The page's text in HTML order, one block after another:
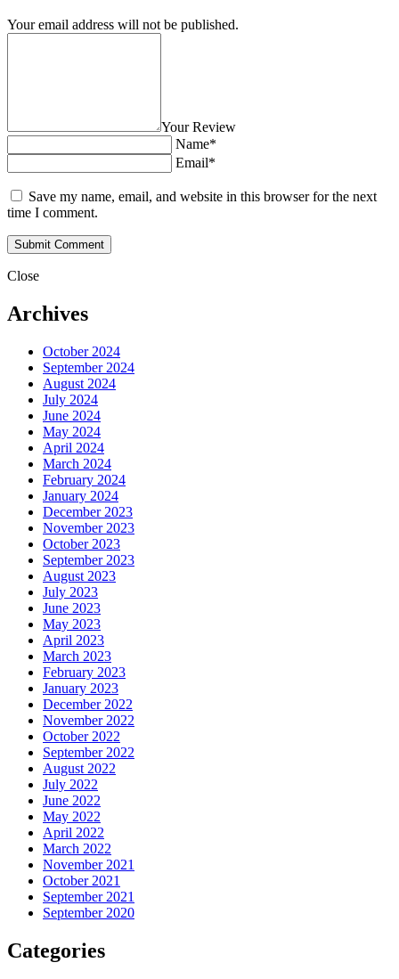
Your email address will not be published.
Your Review
Name*
Email*
Save my name, email, and website in this browser for the next
time I comment.
Close
Archives
October 2024
September 2024
August 2024
July 2024
June 2024
May 2024
April 2024
March 2024
February 2024
January 2024
December 2023
November 2023
October 2023
September 2023
August 2023
July 2023
June 2023
May 2023
April 2023
March 2023
February 2023
January 2023
December 2022
November 2022
October 2022
September 2022
August 2022
July 2022
June 2022
May 2022
April 2022
March 2022
November 2021
October 2021
September 2021
September 2020
Categories